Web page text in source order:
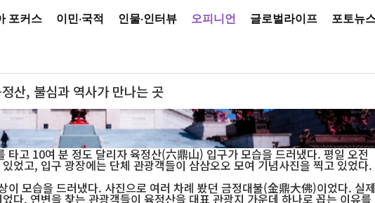
포커스 이민·국적 인물·인터뷰 오피니언 글로벌라이프 포토뉴
산, 불심과 역사가 만나는 곳
청동 좌불상이 웅장한 자태를 드러내고 있다. 육정산은 불교문화와 발해문화가 어우러진 연변의 대표 관광명소
다. (사진=육정산 문화관광구)
타고 10여 분 정도 달리자 육정산(六鼎山) 입구가 모습을 드러냈다. 평일 오전
었고, 입구 광장에는 단체 관광객들이 삼삼오오 모여 기념사진을 찍고 있었다.
이 모습을 드러냈다. 사진으로 여러 차례 봤던 금정대불(金鼎大佛)이었다. 실제
다. 연변을 찾는 관광객들이 육정산을 대표 관광지 가운데 하나로 꼽는 이유를